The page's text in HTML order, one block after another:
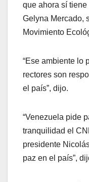
que ahora sí tiene
Gelyna Mercado,
Movimiento
“Ese ambiente lo
rectores son
el país”, dijo.
“Venezuela pide
tranquilidad el
presidente
paz en el país”,